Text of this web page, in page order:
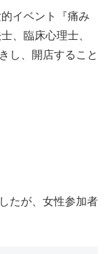
イベント『痛み
、臨床心理士、
し、開店すること
たが、女性参加者